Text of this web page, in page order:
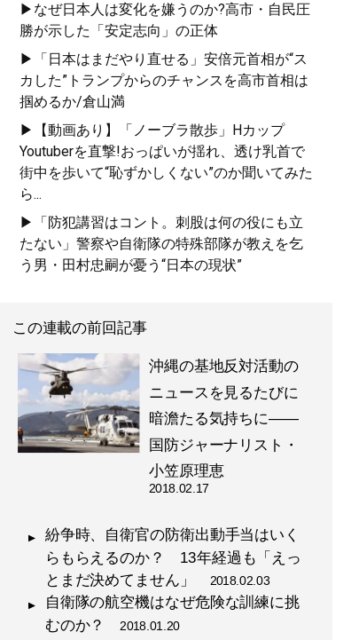
▶なぜ日本人は変化を嫌うのか?高市・自民圧
勝が示した「安定志向」の正体
▶「日本はまだやり直せる」安倍元首相が“ス
カした”トランプからのチャンスを高市首相は
掴めるか/倉山満
▶【動画あり】「ノーブラ散歩」Hカップ
Youtuberを直撃!おっぱいが揺れ、透け乳首で
街中を歩いて“恥ずかしくない”のか聞いてみた
ら...
▶「防犯講習はコント。刺股は何の役にも立
たない」警察や自衛隊の特殊部隊が教えを乞
う男・田村忠嗣が憂う“日本の現状”
この連載の前回記事
沖縄の基地反対活動の
ニュースを見るたびに
暗澹たる気持ちに――
国防ジャーナリスト・
小笠原理恵
2018.02.17
紛争時、自衛官の防衛出動手当はいく
らもらえるのか？ 13年経過も「えっ
とまだ決めてません」 2018.02.03
自衛隊の航空機はなぜ危険な訓練に挑
むのか？ 2018.01.20